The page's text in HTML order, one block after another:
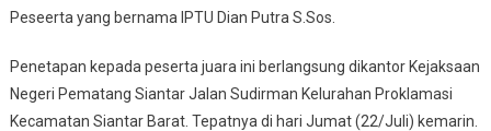
Peseerta yang bernama IPTU Dian Putra S.Sos.
Penetapan kepada peserta juara ini berlangsung dikantor Kejaksaan
Negeri Pematang Siantar Jalan Sudirman Kelurahan Proklamasi
Kecamatan Siantar Barat. Tepatnya di hari Jumat (22/Juli) kemarin.